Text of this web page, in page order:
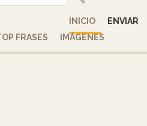
INICIO
ENVIAR
FRASES IMÁGENES